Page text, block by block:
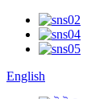
English